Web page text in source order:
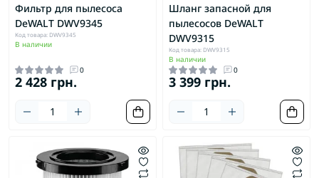
Фильтр для пылесоса
DeWALT DWV9345
Код товара: DWV9345
В наличии
0
2 428 грн.
Шланг запасной для
пылесосов DeWALT
DWV9315
Код товара: DWV9315
В наличии
0
3 399 грн.